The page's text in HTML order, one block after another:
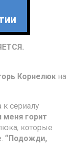
Корнелюк на
сериалу
меня горит
которые
“Подожди,